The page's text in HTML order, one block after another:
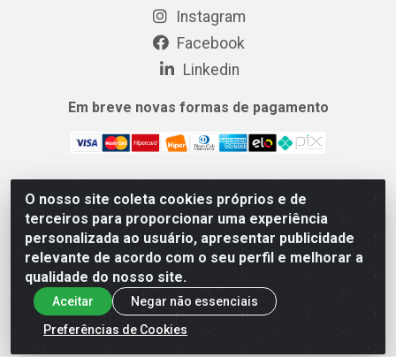
O nosso site coleta cookies próprios e de
terceiros para proporcionar uma experiência
personalizada ao usuário, apresentar publicidade
relevante de acordo com o seu perfil e melhorar a
qualidade do nosso site.
Aceitar
Negar não essenciais
Preferências de Cookies
Instagram
Facebook
Linkedin
Em breve novas formas de pagamento
MIX CERTO DISTRIBUIDORA DE COSMÉTICOS
ALIMENTOS E LIMPEZA LTDA - Rua Dezesseis, 200,
Xerém, Duque de Caxias/RJ - CNPJ 14.741.172/0001-20